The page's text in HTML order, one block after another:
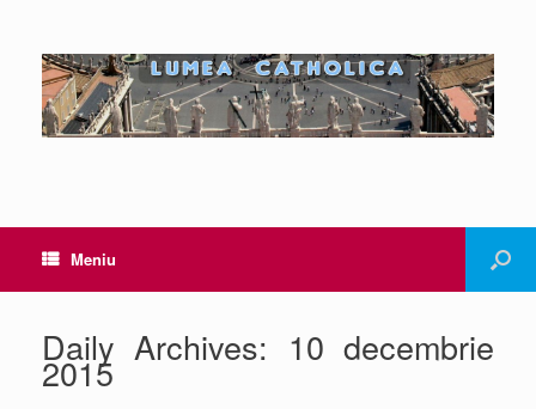
Meniu
Daily Archives: 10 decembrie
2015